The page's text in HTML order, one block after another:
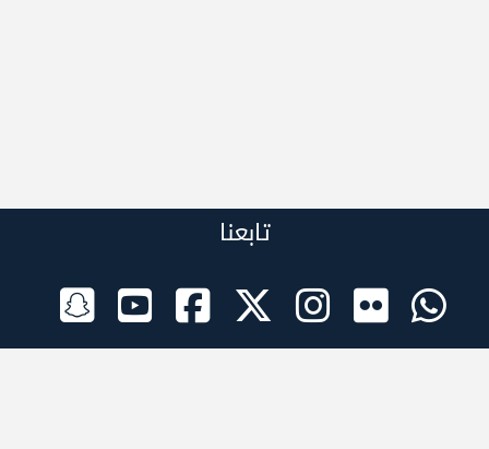
تابعنا